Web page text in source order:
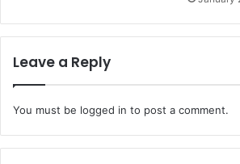
Leave a Reply
You must be logged in to post a comment.